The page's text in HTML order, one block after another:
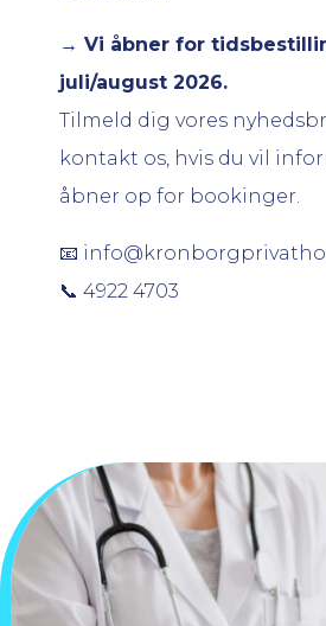
→ Vi åbner for
juli/august 2026.
Tilmeld dig vores
kontakt os, hvis du vil
åbner op for bookinger.
📧
📞 4922 4703